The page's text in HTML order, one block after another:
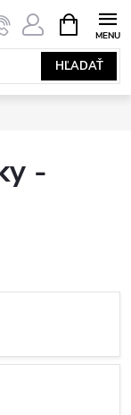
HĽADAŤ
KOŠÍK
-